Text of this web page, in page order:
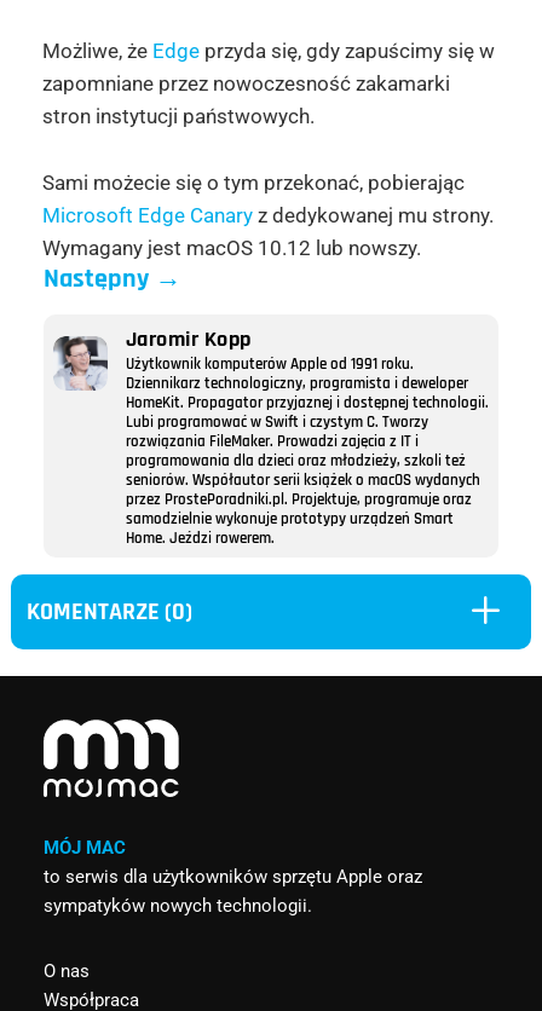
Możliwe, że Edgeprzyda się, gdy zapuścimy się w
zapomniane przez nowoczesność zakamarki
stron instytucji państwowych.
Sami możecie się o tym przekonać, pobierając
Microsoft Edge Canaryz dedykowanej mu strony.
Wymagany jest macOS 10.12 lub nowszy.
Następny→
Jaromir Kopp
Użytkownik komputerów Apple od 1991 roku.
Dziennikarz technologiczny, programista i deweloper
HomeKit. Propagator przyjaznej i dostępnej technologii.
Lubi programować w Swift i czystym C. Tworzy
rozwiązania FileMaker. Prowadzi zajęcia z IT i
programowania dla dzieci oraz młodzieży, szkoli też
seniorów. Współautor serii książek o macOS wydanych
przez ProstePoradniki.pl. Projektuje, programuje oraz
samodzielnie wykonuje prototypy urządzeń Smart
Home. Jeździ rowerem.
KOMENTARZE (0) L
MÓJ MAC
to serwis dla użytkowników sprzętu Apple oraz
sympatyków nowych technologii.
O nas
Współpraca